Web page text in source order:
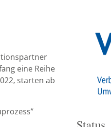
eine Reihe
starten ab